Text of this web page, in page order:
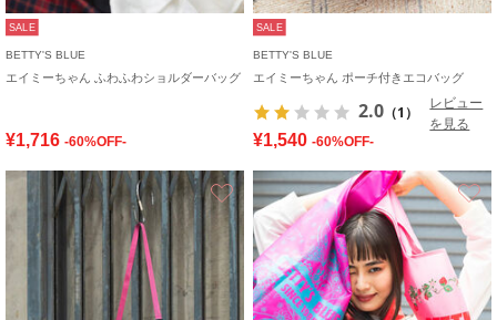
SALE
BETTY'S BLUE
エイミーちゃん ふわふわショルダーバッグ
¥1,716 -60%OFF-
SALE
BETTY'S BLUE
エイミーちゃん ポーチ付きエコバッグ
2.0 （1）
レビュー
を見る
¥1,540 -60%OFF-
お気に入り